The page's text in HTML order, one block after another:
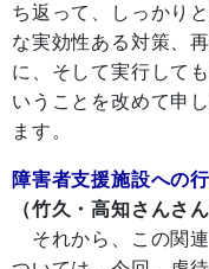
ち返って、しっかり
な実効性ある対策、
に、そして実行して
いうことを改めて申
ます。
障害者支援施設への
（竹久・高知さんさ
それから、この関